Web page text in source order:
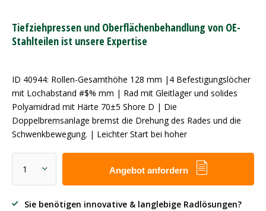
Tiefziehpressen und Oberflächenbehandlung von OE-
Stahlteilen ist unsere Expertise
ID 40944: Rollen-Gesamthöhe 128 mm |4 Befestigungslöcher
mit Lochabstand #$% mm | Rad mit Gleitlager und solides
Polyamidrad mit Härte 70±5 Shore D | Die
Doppelbremsanlage bremst die Drehung des Rades und die
Schwenkbewegung. | Leichter Start bei hoher
Angebot anfordern
Sie benötigen innovative & langlebige Radlösungen?